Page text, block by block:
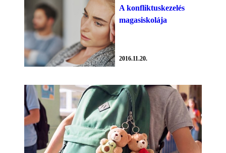
A konfliktuskezelés
magasiskolája
2016.11.20.